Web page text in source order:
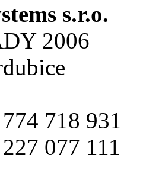
s.r.o.
2006
718 931
077 111